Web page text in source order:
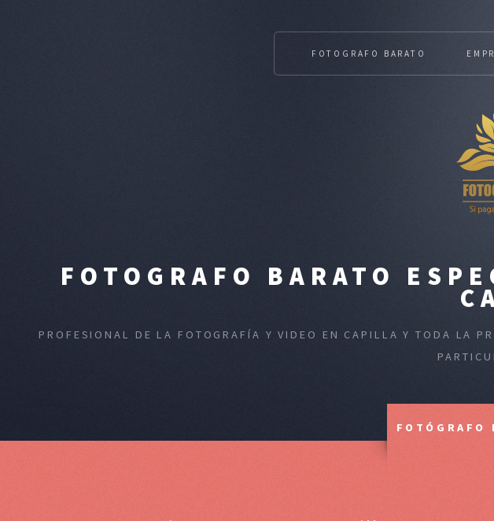
FOTOGRAFO BARATO
PROFESIONAL DE LA FOTOGRAFÍA Y VIDEO EN CAPILLA Y TODA LA
FOTOGRAFO BARATO
FOTÓGRAFO